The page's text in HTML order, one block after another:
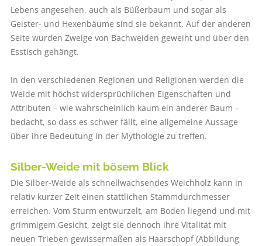
Lebens angesehen, auch als Büßerbaum und sogar als
Geister- und Hexenbäume sind sie bekannt. Auf der anderen
Seite wurden Zweige von Bachweiden geweiht und über den
Esstisch gehängt.
In den verschiedenen Regionen und Religionen werden die
Weide mit höchst widersprüchlichen Eigenschaften und
Attributen – wie wahrscheinlich kaum ein anderer Baum –
bedacht, so dass es schwer fällt, eine allgemeine Aussage
über ihre Bedeutung in der Mythologie zu treffen.
Silber-Weide mit bösem Blick
Die Silber-Weide als schnellwachsendes Weichholz kann in
relativ kurzer Zeit einen stattlichen Stammdurchmesser
erreichen. Vom Sturm entwurzelt, am Boden liegend und mit
grimmigem Gesicht, zeigt sie dennoch ihre Vitalität mit
neuen Trieben gewissermaßen als Haarschopf (Abbildung